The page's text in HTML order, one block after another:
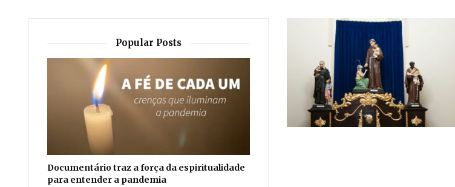
Popular Posts
Documentário traz a força da espiritualidade
para entender a pandemia